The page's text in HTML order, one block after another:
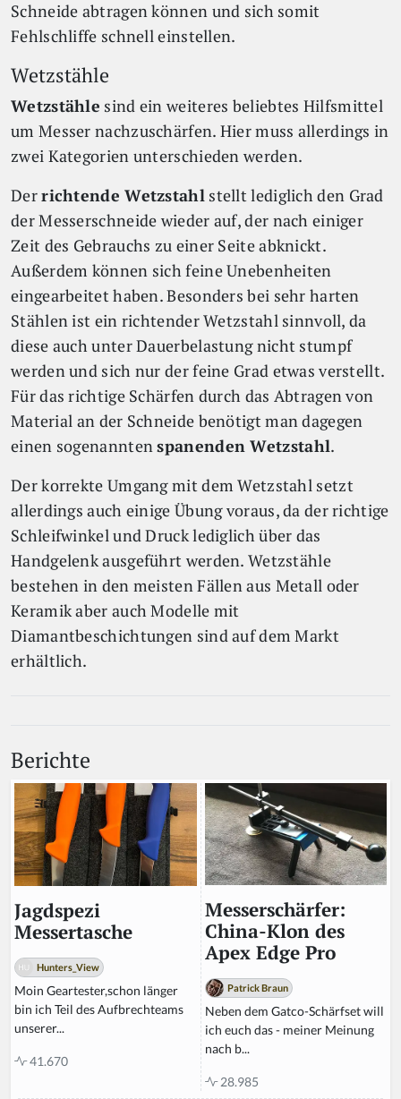
Schneide abtragen können und sich somit
Fehlschliffe schnell einstellen.
Wetzstähle
Wetzstähle sind ein weiteres beliebtes Hilfsmittel
um Messer nachzuschärfen. Hier muss allerdings in
zwei Kategorien unterschieden werden.
Derrichtende Wetzstahlstellt lediglich den Grad
der Messerschneide wieder auf, der nach einiger
Zeit des Gebrauchs zu einer Seite abknickt.
Außerdem können sich feine Unebenheiten
eingearbeitet haben. Besonders bei sehr harten
Stählen ist ein richtender Wetzstahl sinnvoll, da
diese auch unter Dauerbelastung nicht stumpf
werden und sich nur der feine Grad etwas verstellt.
Für das richtige Schärfen durch das Abtragen von
Material an der Schneide benötigt man dagegen
einen sogenanntenspanenden Wetzstahl.
Der korrekte Umgang mit dem Wetzstahl setzt
allerdings auch einige Übung voraus, da der richtige
Schleifwinkel und Druck lediglich über das
Handgelenk ausgeführt werden. Wetzstähle
bestehen in den meisten Fällen aus Metall oder
Keramik aber auch Modelle mit
Diamantbeschichtungen sind auf dem Markt
erhältlich.
Berichte
Jagdspezi
Messertasche
Hunters_View
Moin Geartester,schon länger
bin ich Teil des Aufbrechteams
unserer...
41.670
Messerschärfer:
China-Klon des
Apex Edge Pro
Patrick Braun
Neben dem Gatco-Schärfset will
ich euch das - meiner Meinung
nach b...
28.985